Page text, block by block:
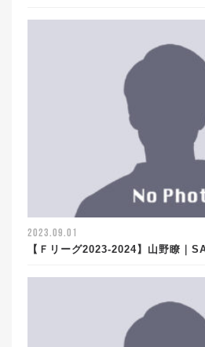
2023.09.01
【Ｆリーグ2023-2024】山野瞭｜